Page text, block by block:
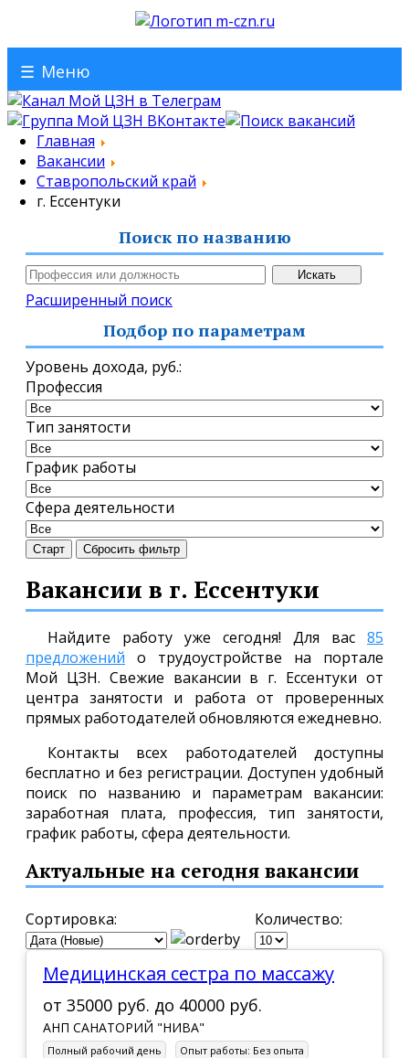
☰ Меню
Главная
Вакансии
Ставропольский край
г. Ессентуки
Поиск по названию
Расширенный поиск
Подбор по параметрам
Уровень дохода, руб.:
Профессия
Тип занятости
График работы
Сфера деятельности
Старт Сбросить фильтр
Вакансии в г. Ессентуки
Найдите работу уже сегодня! Для вас 85
предложений о трудоустройстве на портале
Мой ЦЗН. Свежие вакансии в г. Ессентуки от
центра занятости и работа от проверенных
прямых работодателей обновляются ежедневно.
Контакты всех работодателей доступны
бесплатно и без регистрации. Доступен удобный
поиск по названию и параметрам вакансии:
заработная плата, профессия, тип занятости,
график работы, сфера деятельности.
Актуальные на сегодня вакансии
Сортировка: Количество:
Медицинская сестра по массажу
от 35000 руб. до 40000 руб.
АНП САНАТОРИЙ "НИВА"
Полный рабочий день Опыт работы: Без опыта